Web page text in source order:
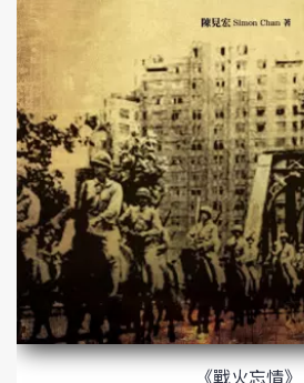
《戰火忘情》